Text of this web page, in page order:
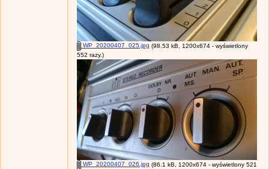
WP_20200407_025.jpg (98.53 kB, 1200x674 - wyświetlony
552 razy.)
WP_20200407_026.jpg (86.1 kB, 1200x674 - wyświetlony 521